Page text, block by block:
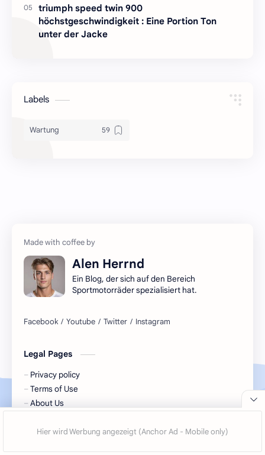
triumph speed twin 900
höchstgeschwindigkeit : Eine Portion Ton
unter der Jacke
Labels
Wartung
Alen Herrnd
Ein Blog, der sich auf den Bereich
Sportmotorräder spezialisiert hat.
Legal Pages
Privacy policy
Terms of Use
About Us
© 2026‧Triumph Motorräder - Deutschland ‧ All rights